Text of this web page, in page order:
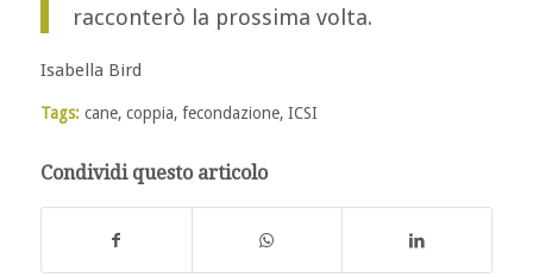
racconterò la prossima volta.
Isabella Bird
Tags: cane, coppia, fecondazione, ICSI
Condividi questo articolo